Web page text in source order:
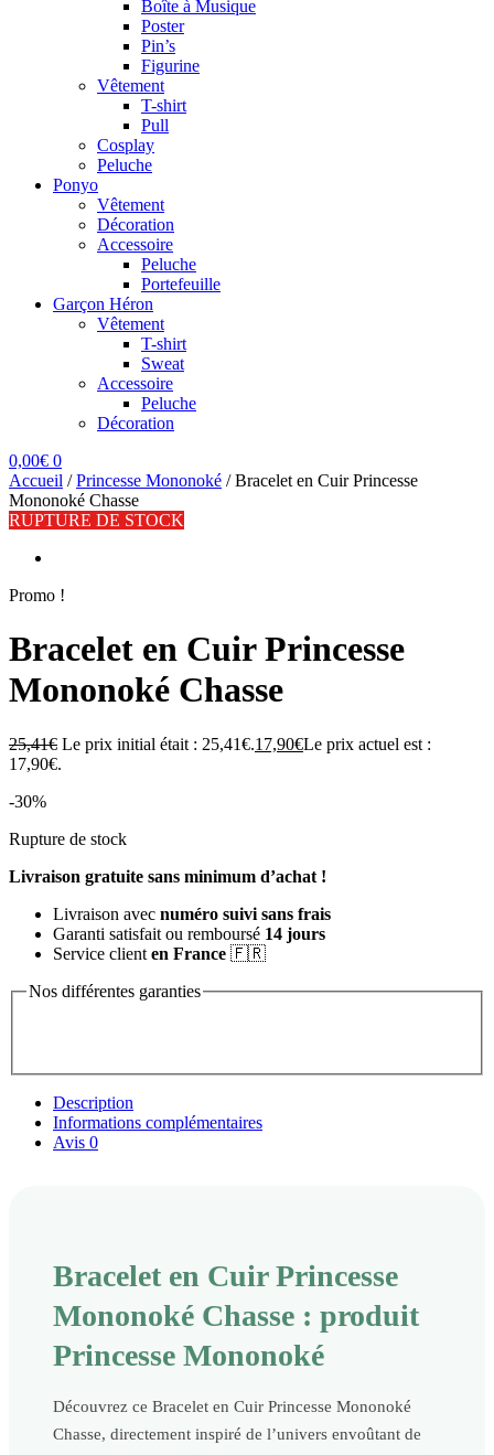
Boîte à Musique
Poster
Pin’s
Figurine
Vêtement
T-shirt
Pull
Cosplay
Peluche
Ponyo
Vêtement
Décoration
Accessoire
Peluche
Portefeuille
Garçon Héron
Vêtement
T-shirt
Sweat
Accessoire
Peluche
Décoration
0,00€ 0
Accueil /Princesse Mononoké /Bracelet en Cuir Princesse
Mononoké Chasse
RUPTURE DE STOCK
Promo !
Bracelet en Cuir Princesse
Mononoké Chasse
25,41€ Le prix initial était : 25,41€.17,90€Le prix actuel est :
17,90€.
-30%
Rupture de stock
Livraison gratuite sans minimum d’achat !
Livraison avec numéro suivi sans frais
Garanti satisfait ou remboursé 14 jours
Service client en France 🇫🇷
Nos différentes garanties
Description
Informations complémentaires
Avis 0
Bracelet en Cuir Princesse
Mononoké Chasse : produit
Princesse Mononoké
Découvrez ce Bracelet en Cuir Princesse Mononoké
Chasse, directement inspiré de l’univers envoûtant de